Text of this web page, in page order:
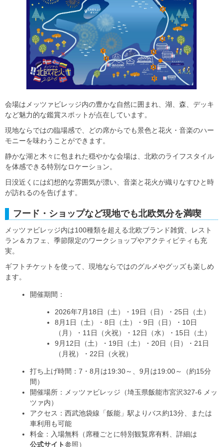
会場はメッツァビレッジ内の豊かな自然に囲まれ、湖、森、デッキ
など魅力的な鑑賞スポットが点在しています。
現地ならではの臨場感で、どの席からでも景色と花火・音楽のハー
モニーを味わうことができます。
静かな湖と木々に包まれた穏やかな会場は、北欧のライフスタイル
を体感できる特別なロケーション。
日没近くには幻想的な雰囲気が漂い、音楽と花火が織りなすひと時
が訪れるのを告げます。
フード・ショップなど現地でも北欧気分を満喫
メッツァビレッジ内は100種類を超える北欧ブランド雑貨、レスト
ラン＆カフェ、季節限定のワークショップやアクティビティも充
実。
ギフトチケットを使って、現地ならではのグルメやグッズも楽しめ
ます。
開催期間：
2026年7月18日（土）・19日（日）・25日（土）
8月1日（土）・8日（土）・9日（日）・10日
（月）・11日（火祝）・12日（水）・15日（土）
9月12日（土）・19日（土）・20日（日）・21日
（月祝）・22日（火祝）
打ち上げ時間：7・8月は19:30～、9月は19:00～（約15分
間）
開催場所：メッツァビレッジ（埼玉県飯能市宮沢327-6 メッ
ツァ内）
アクセス：西武池袋線「飯能」駅よりバス約13分、または
車利用も可能
料金：入場無料（席種ごとに特別観覧席有料、詳細は
公式サイト参照）